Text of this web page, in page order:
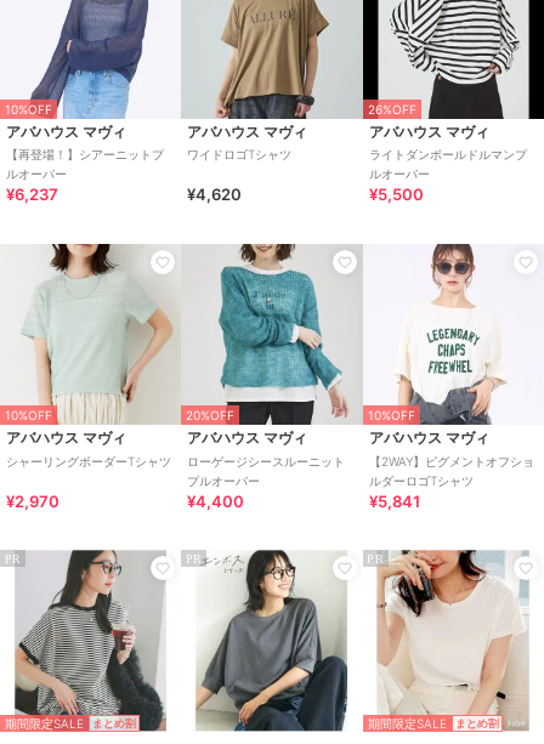
10%OFF
アバハウス マヴィ
【再登場！】シアーニットプ
ルオーバー
¥6,237
アバハウス マヴィ
ワイドロゴTシャツ
¥4,620
26%OFF
アバハウス マヴィ
ライトダンボールドルマンプ
ルオーバー
¥5,500
10%OFF
アバハウス マヴィ
シャーリングボーダーTシャツ
¥2,970
20%OFF
アバハウス マヴィ
ローゲージシースルーニット
プルオーバー
¥4,400
10%OFF
アバハウス マヴィ
【2WAY】ピグメントオフショ
ルダーロゴTシャツ
¥5,841
PR
期間限定SALE まとめ割
PR PR
期間限定SALE まとめ割